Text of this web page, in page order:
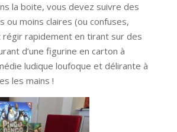
la boite, vous devez suivre des
ou moins claires (ou confuses,
régir rapidement en tirant sur des
d’une figurine en carton à
ludique loufoque et délirante à
les mains !